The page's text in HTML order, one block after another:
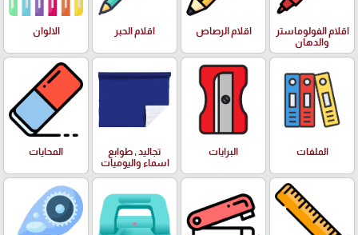
اقلام الفولوماستر
والدهان
اقلام الرصاص اقلام الحبر الالوان
الملفات البرايات
تجاليد , طوابع
اسماء واليوميات
المحايات